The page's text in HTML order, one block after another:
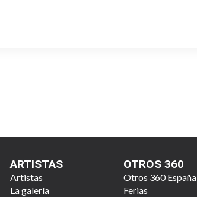
ARTISTAS
Artistas
La galería
OTROS 360
Otros 360 España
Ferias